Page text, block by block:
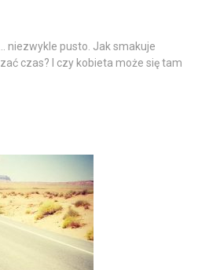
niezwykle pusto. Jak smakuje
czas? I czy kobieta może się tam